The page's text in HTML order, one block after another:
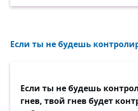
Если ты не будешь
Если ты не будешь
гнев, твой гнев будет